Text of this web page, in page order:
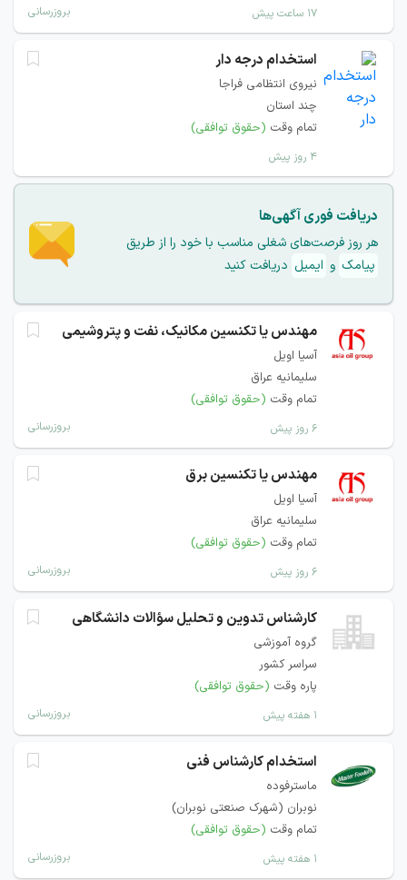
۱۷ ساعت پیش بروزرسانی
استخدام درجه دار
نیروی انتظامی فراجا
چند استان
تمام وقت (حقوق توافقی)
۴ روز پیش
دریافت فوری آگهی‌ها
هر روز فرصت‌های شغلی مناسب با خود را از طریق
پیامک و ایمیل دریافت کنید
مهندس یا تکنسین مکانیک، نفت و پتروشیمی
آسیا اویل
سلیمانیه عراق
تمام وقت (حقوق توافقی)
۶ روز پیش بروزرسانی
مهندس یا تکنسین برق
آسیا اویل
سلیمانیه عراق
تمام وقت (حقوق توافقی)
۶ روز پیش بروزرسانی
کارشناس تدوین و تحلیل سؤالات دانشگاهی
گروه آموزشی
سراسر کشور
پاره وقت (حقوق توافقی)
۱ هفته پیش بروزرسانی
استخدام کارشناس فنی
ماسترفوده
نوبران (شهرک صنعتی نوبران)
تمام وقت (حقوق توافقی)
۱ هفته پیش بروزرسانی